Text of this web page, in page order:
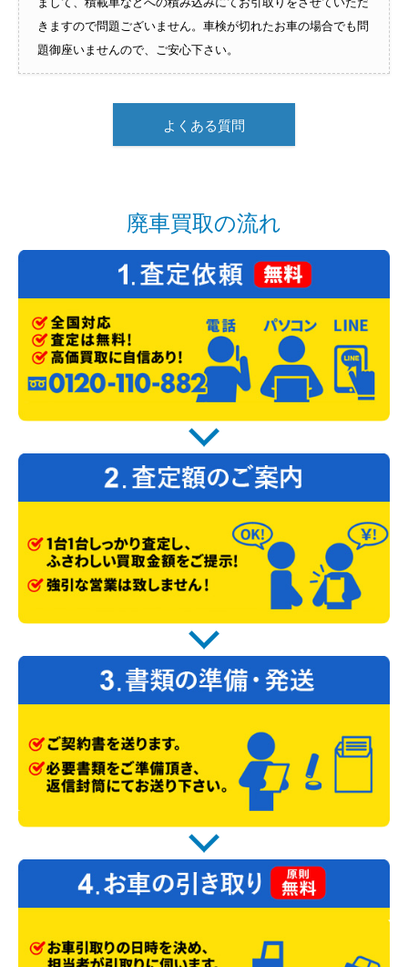
きますので問題ございません。車検が切れたお車の場合でも問
題御座いませんので、ご安心下さい。
よくある質問
廃車買取の流れ